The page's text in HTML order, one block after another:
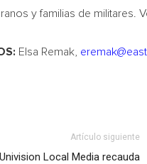
y familias de militares.
Elsa Remak,
Artículo siguiente
Univision Local Media recauda